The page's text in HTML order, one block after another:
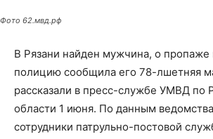
Фото 62.мвд.рф
В Рязани найден мужчина, о пропаже
полицию сообщила его 78-лшетняя
рассказали в пресс-службе УМВД по
области 1 июня. По данным
сотрудники патрульно-постовой